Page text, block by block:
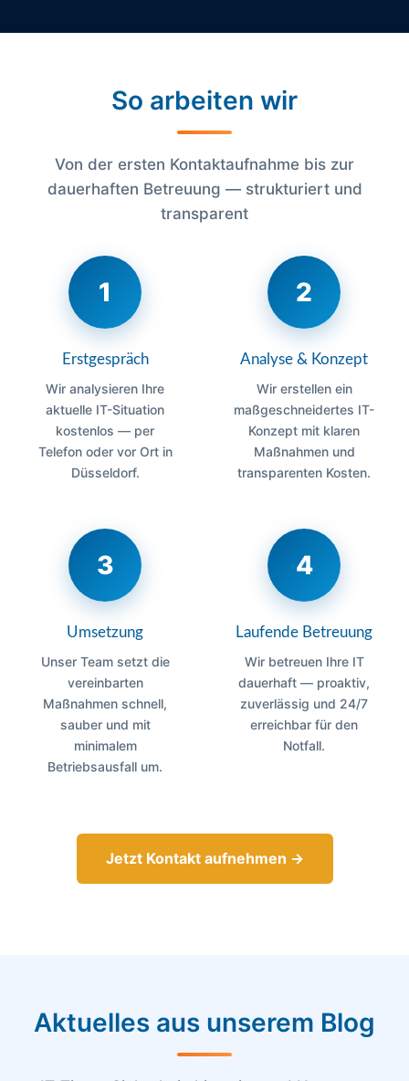
So arbeiten wir
Von der ersten Kontaktaufnahme bis zur
dauerhaften Betreuung — strukturiert und
transparent
1
Erstgespräch
Wir analysieren Ihre
aktuelle IT-Situation
kostenlos — per
Telefon oder vor Ort in
Düsseldorf.
2
Analyse & Konzept
Wir erstellen ein
maßgeschneidertes IT-
Konzept mit klaren
Maßnahmen und
transparenten Kosten.
3
Umsetzung
Unser Team setzt die
vereinbarten
Maßnahmen schnell,
sauber und mit
minimalem
Betriebsausfall um.
4
Laufende Betreuung
Wir betreuen Ihre IT
dauerhaft — proaktiv,
zuverlässig und 24/7
erreichbar für den
Notfall.
Jetzt Kontakt aufnehmen →
Aktuelles aus unserem Blog